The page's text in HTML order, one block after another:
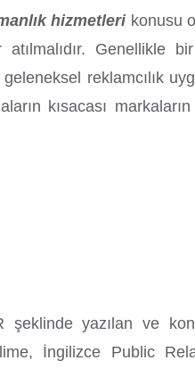
hizmetlerikonusu
Genellikle
reklamcılık
kısacası
şeklinde yazılan ve
İngilizce Public